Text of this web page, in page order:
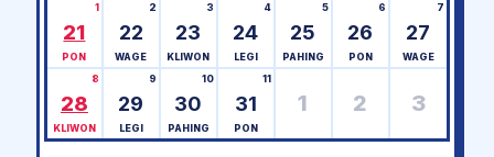
21
1
PON
22
2
WAGE
23
3
KLIWON
24
4
LEGI
25
5
PAHING
26
6
PON
27
7
WAGE
28
8
KLIWON
29
9
LEGI
30
10
PAHING
31
11
PON
1 2 3